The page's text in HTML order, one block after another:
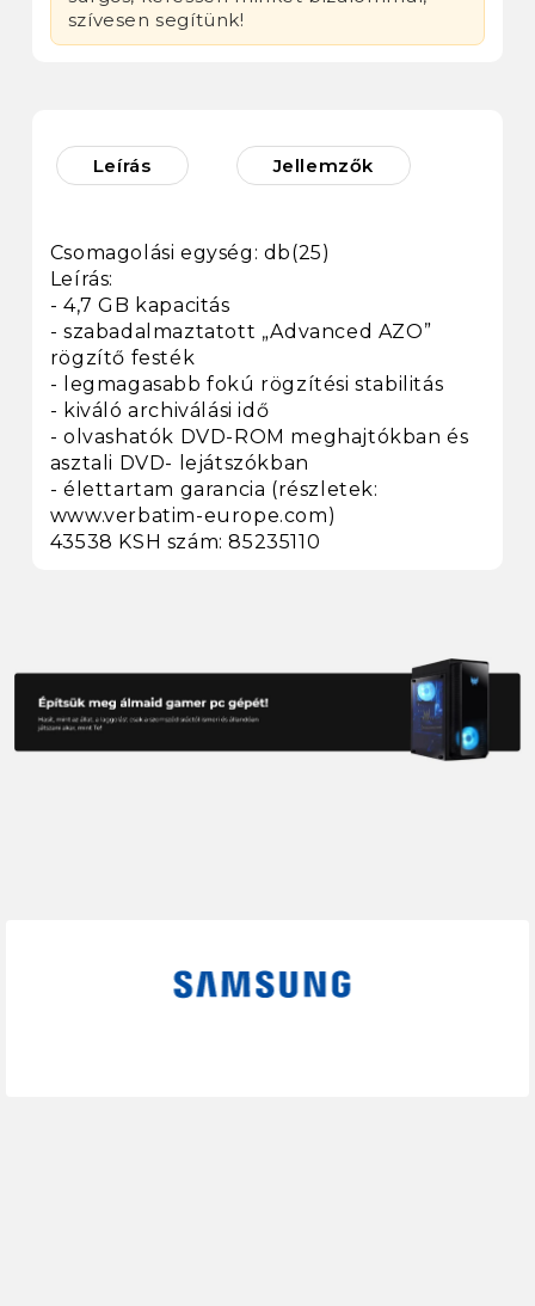
szívesen segítünk!
Leírás Jellemzők
Csomagolási egység: db(25)
Leírás:
- 4,7 GB kapacitás
- szabadalmaztatott „Advanced AZO”
rögzítő festék
- legmagasabb fokú rögzítési stabilitás
- kiváló archiválási idő
- olvashatók DVD-ROM meghajtókban és
asztali DVD- lejátszókban
- élettartam garancia (részletek:
www.verbatim-europe.com)
43538 KSH szám: 85235110